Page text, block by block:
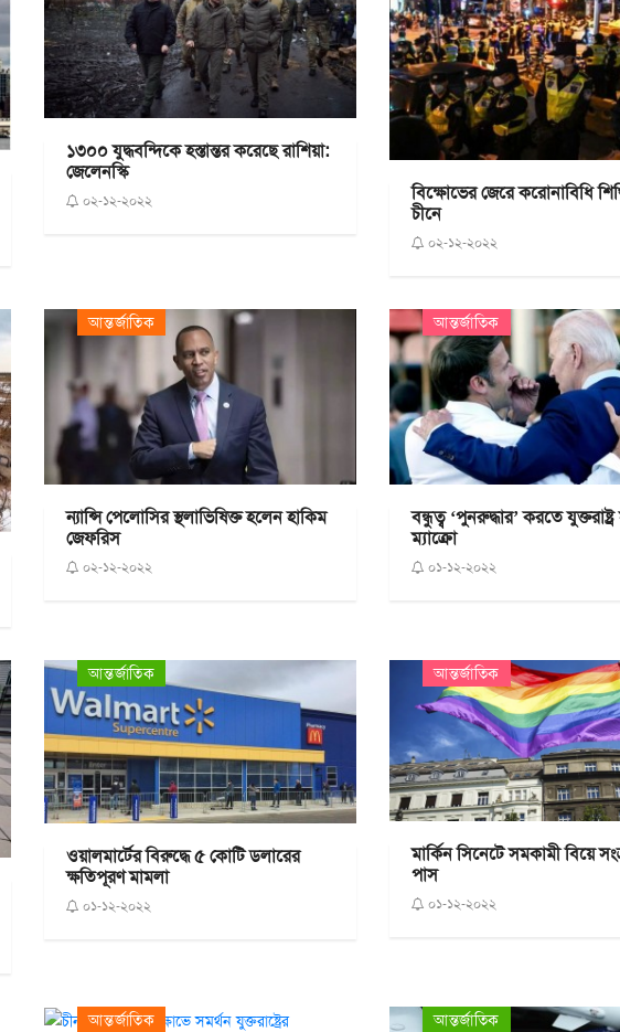
১৩০০ যুদ্ধবন্দিকে হস্তান্তর করেছে রাশিয়া:
জেলেনস্কি
০২-১২-২০২২
বিক্ষোভের জেরে করোনাবিধি
চীনে
০২-১২-২০২২
আন্তর্জাতিক
ন্যান্সি পেলোসির স্থলাভিষিক্ত হলেন হাকিম
জেফরিস
০২-১২-২০২২
আন্তর্জাতিক
বন্ধুত্ব ‘পুনরুদ্ধার’ করতে
ম্যাক্রো
০১-১২-২০২২
আন্তর্জাতিক
ওয়ালমার্টের বিরুদ্ধে ৫ কোটি ডলারের
ক্ষতিপূরণ মামলা
০১-১২-২০২২
আন্তর্জাতিক
মার্কিন সিনেটে সমকামী বিয়ে
পাস
০১-১২-২০২২
আন্তর্জাতিক আন্তর্জাতিক